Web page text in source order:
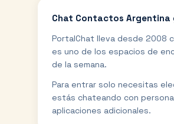
Chat Contactos Argentina
PortalChat lleva desde 2008
es uno de los espacios de
de la semana.
Para entrar solo necesitas
estás chateando con
aplicaciones adicionales.